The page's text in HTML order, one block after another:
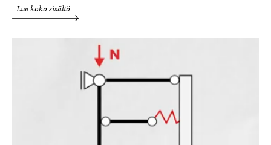
Lue koko sisältö